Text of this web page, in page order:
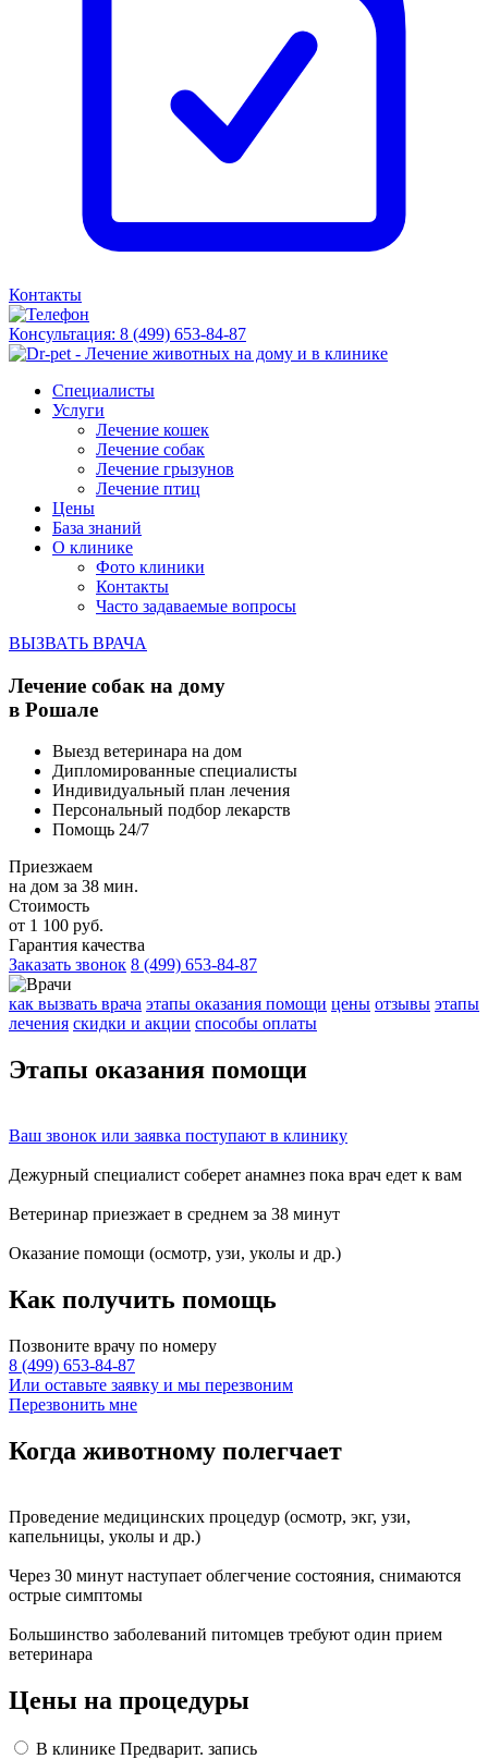
Контакты
Консультация: 8 (499) 653-84-87
Специалисты
Услуги
Лечение кошек
Лечение собак
Лечение грызунов
Лечение птиц
Цены
База знаний
О клинике
Фото клиники
Контакты
Часто задаваемые вопросы
ВЫЗВАТЬ ВРАЧА
Лечение собак на дому
в Рошале
Выезд ветеринара на дом
Дипломированные специалисты
Индивидуальный план лечения
Персональный подбор лекарств
Помощь 24/7
Приезжаем
на дом за 38 мин.
Стоимость
от 1 100 руб.
Гарантия качества
Заказать звонок 8 (499) 653-84-87
как вызвать врача этапы оказания помощи цены отзывы этапы
лечения скидки и акции способы оплаты
Этапы оказания помощи
Ваш звонок или заявка поступают в клинику
Дежурный специалист соберет анамнез пока врач едет к вам
Ветеринар приезжает в среднем за 38 минут
Оказание помощи (осмотр, узи, уколы и др.)
Как получить помощь
Позвоните врачу по номеру
8 (499) 653-84-87
Или оставьте заявку и мы перезвоним
Перезвонить мне
Когда животному полегчает
Проведение медицинских процедур (осмотр, экг, узи,
капельницы, уколы и др.)
Через 30 минут наступает облегчение состояния, снимаются
острые симптомы
Большинство заболеваний питомцев требуют один прием
ветеринара
Цены на процедуры
В клинике Предварит. запись